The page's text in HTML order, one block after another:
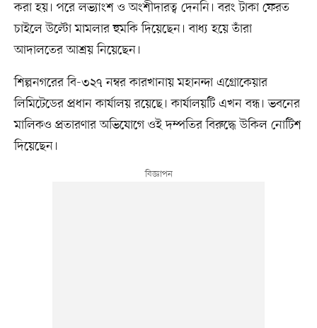
করা হয়। পরে লভ্যাংশ ও অংশীদারত্ব দেননি। বরং টাকা ফেরত
চাইলে উল্টো মামলার হুমকি দিয়েছেন। বাধ্য হয়ে তাঁরা
আদালতের আশ্রয় নিয়েছেন।
শিল্পনগরের বি-৩২৭ নম্বর কারখানায় মহানন্দা এগ্রোকেয়ার
লিমিটেডের প্রধান কার্যালয় রয়েছে। কার্যালয়টি এখন বন্ধ। ভবনের
মালিকও প্রতারণার অভিযোগে ওই দম্পতির বিরুদ্ধে উকিল নোটিশ
দিয়েছেন।